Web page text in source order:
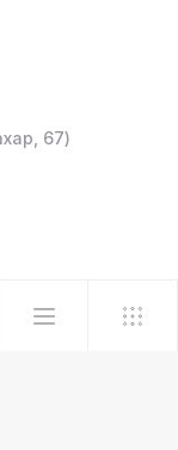
67)
Delonghi. Все